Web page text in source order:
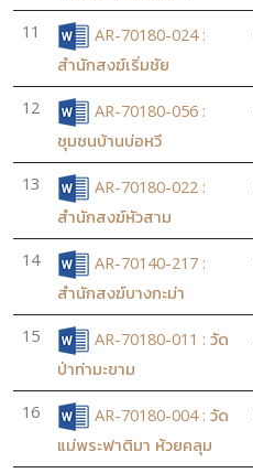
11
AR-70180-024 :
สำนักสงฆ์เริ่มชัย
12
AR-70180-056 :
ชุมชนบ้านบ่อหวี
13
AR-70180-022 :
สำนักสงฆ์หัวสาม
14
AR-70140-217 :
สำนักสงฆ์บางกะม่า
15
AR-70180-011 : วัด
ป่าท่ามะขาม
16
AR-70180-004 : วัด
แม่พระฟาติมา ห้วยคลุม